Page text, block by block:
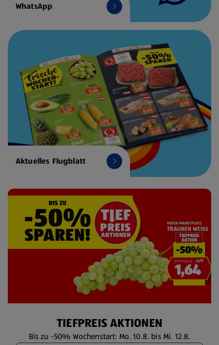
WhatsApp
Aktuelles Flugblatt
TIEFPREIS AKTIONEN
Bis zu -50% Wochenstart: Mo. 10.8. bis Mi. 12.8.